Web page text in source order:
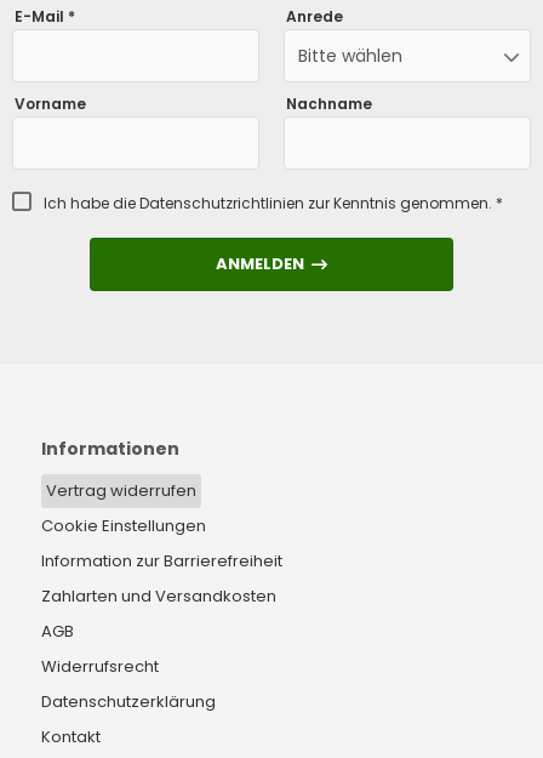
E-Mail * Anrede
Bitte wählen
Vorname Nachname
Ich habe dieDatenschutzrichtlinien zur Kenntnis genommen. *
ANMELDEN
ANMELDEN
Informationen
Vertrag widerrufen
Cookie Einstellungen
Information zur Barrierefreiheit
Zahlarten und Versandkosten
AGB
Widerrufsrecht
Datenschutzerklärung
Kontakt